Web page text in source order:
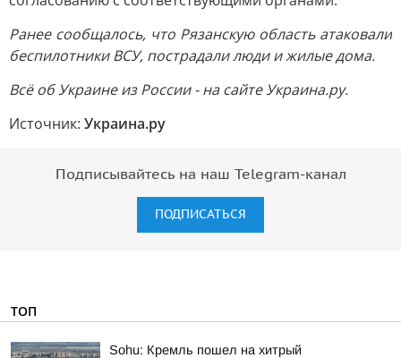
Ранее сообщалось, что Рязанскую область атаковали
беспилотники ВСУ, пострадали люди и жилые дома.
Всё об Украине из России - на сайте Украина.ру.
Источник: Украина.ру
Подписывайтесь на наш Telegram-канал
ПОДПИСАТЬСЯ
ТОП
Sohu: Кремль пошел на хитрый